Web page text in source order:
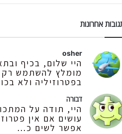
אחרונות
osher
היי שלום, בכיף
מומלץ להשתמש רק
בפטרוזיליה ולא
דבורה
היי, תודה על
עושים אם אין
אפשר לשים כ...